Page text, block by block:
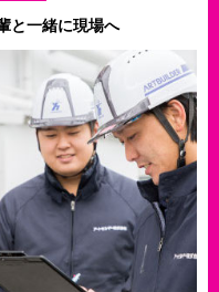
と一緒に現場へ